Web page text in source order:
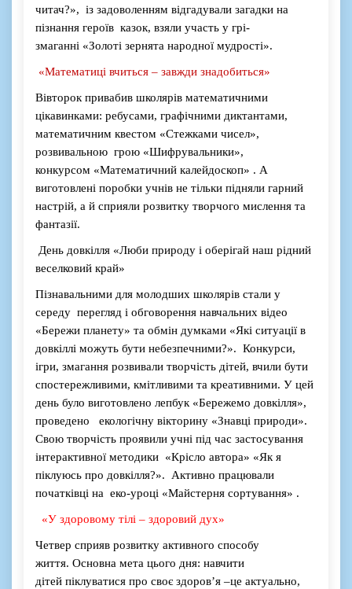
читач?», із задоволенням відгадували загадки на
пізнання героїв казок, взяли участь у грі-
змаганні «Золоті зернята народної мудрості».
«Математиці вчиться – завжди знадобиться»
Вівторок привабив школярів математичними
цікавинками: ребусами, графічними диктантами,
математичним квестом «Стежками чисел»,
розвивальною грою «Шифрувальники»,
конкурсом «Математичний калейдоскоп» . А
виготовлені поробки учнів не тільки підняли гарний
настрій, а й сприяли розвитку творчого мислення та
фантазії.
День довкілля «Люби природу і оберігай наш рідний
веселковий край»
Пізнавальними для молодших школярів стали у
середу перегляд і обговорення навчальних відео
«Бережи планету» та обмін думками «Які ситуації в
довкіллі можуть бути небезпечними?». Конкурси,
ігри, змагання розвивали творчість дітей, вчили бути
спостережливими, кмітливими та креативними. У цей
день було виготовлено лепбук «Бережемо довкілля»,
проведено екологічну вікторину «Знавці природи».
Свою творчість проявили учні під час застосування
інтерактивної методики «Крісло автора» «Як я
піклуюсь про довкілля?». Активно працювали
початківці на еко-уроці «Майстерня сортування» .
«У здоровому тілі – здоровий дух»
Четвер сприяв розвитку активного способу
життя. Основна мета цього дня: навчити
дітей піклуватися про своє здоров’я –це актуально,